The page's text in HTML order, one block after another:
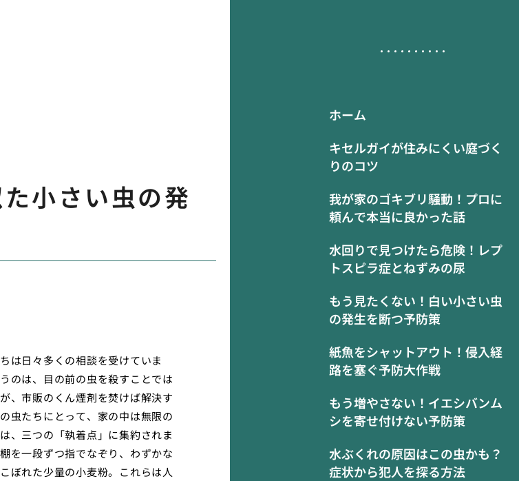
ホーム
キセルガイが住みにくい庭づく
りのコツ
我が家のゴキブリ騒動！プロに
頼んで本当に良かった話
水回りで見つけたら危険！レプ
トスピラ症とねずみの尿
もう見たくない！白い小さい虫
の発生を断つ予防策
紙魚をシャットアウト！侵入経
路を塞ぐ予防大作戦
もう増やさない！イエシバンム
シを寄せ付けない予防策
水ぶくれの原因はこの虫かも？
症状から犯人を探る方法
小さい虫の発
は日々多くの相談を受けていま
のは、目の前の虫を殺すことでは
、市販のくん煙剤を焚けば解決す
虫たちにとって、家の中は無限の
、三つの「執着点」に集約されま
を一段ずつ指でなぞり、わずかな
ぼれた少量の小麦粉。これらは人